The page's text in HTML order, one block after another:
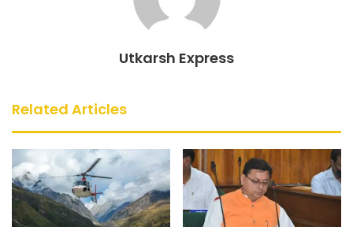
Utkarsh Express
Related Articles